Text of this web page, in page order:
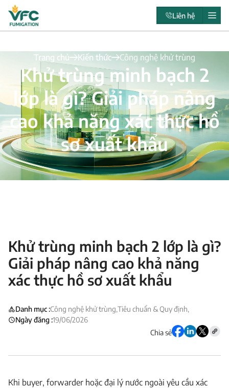
Liên hệ
Trang chủ Kiến thức Công nghệ khử trùng
Khử trùng minh bạch 2
lớp là gì? Giải pháp nâng
cao khả năng xác thực hồ
sơ xuất khẩu
Khử trùng minh bạch 2 lớp là gì?
Giải pháp nâng cao khả năng
xác thực hồ sơ xuất khẩu
Danh mục :Công nghệ khử trùng,Tiêu chuẩn & Quy định,
Ngày đăng :19/06/2026
Chia sẻ
Khi buyer, forwarder hoặc đại lý nước ngoài yêu cầu xác